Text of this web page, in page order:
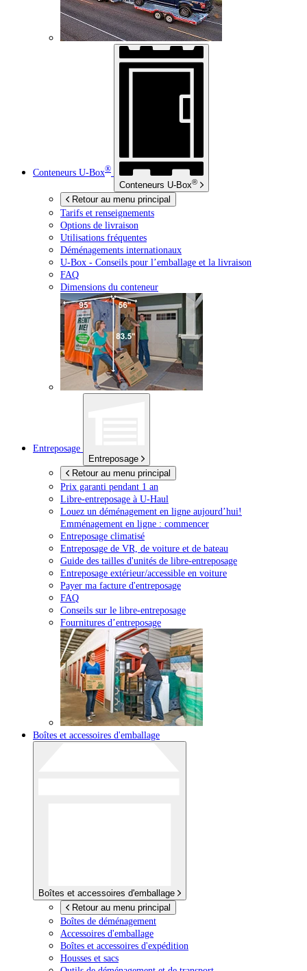
Conteneurs U-Box®
Conteneurs U-Box®
Retour au menu principal
Tarifs et renseignements
Options de livraison
Utilisations fréquentes
Déménagements internationaux
U-Box - Conseils pour l’emballage et la livraison
FAQ
Dimensions du conteneur
Entreposage
Entreposage
Retour au menu principal
Prix garanti pendant 1 an
Libre-entreposage à U-Haul
Louez un déménagement en ligne aujourd’hui!
Emménagement en ligne : commencer
Entreposage climatisé
Entreposage de VR, de voiture et de bateau
Guide des tailles d'unités de libre-entreposage
Entreposage extérieur/accessible en voiture
Payer ma facture d'entreposage
FAQ
Conseils sur le libre-entreposage
Fournitures d’entreposage
Boîtes et accessoires d'emballage
Boîtes et accessoires d'emballage
Retour au menu principal
Boîtes de déménagement
Accessoires d'emballage
Boîtes et accessoires d'expédition
Housses et sacs